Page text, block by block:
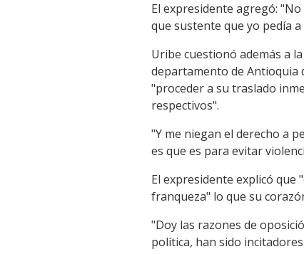
El expresidente agregó:
que sustente que yo pedía
Uribe cuestionó además a
departamento de Antioquia
"proceder a su traslado
respectivos".
"Y me niegan el derecho a
es que es para evitar
El expresidente explicó
franqueza" lo que su
"Doy las razones de
política, han sido